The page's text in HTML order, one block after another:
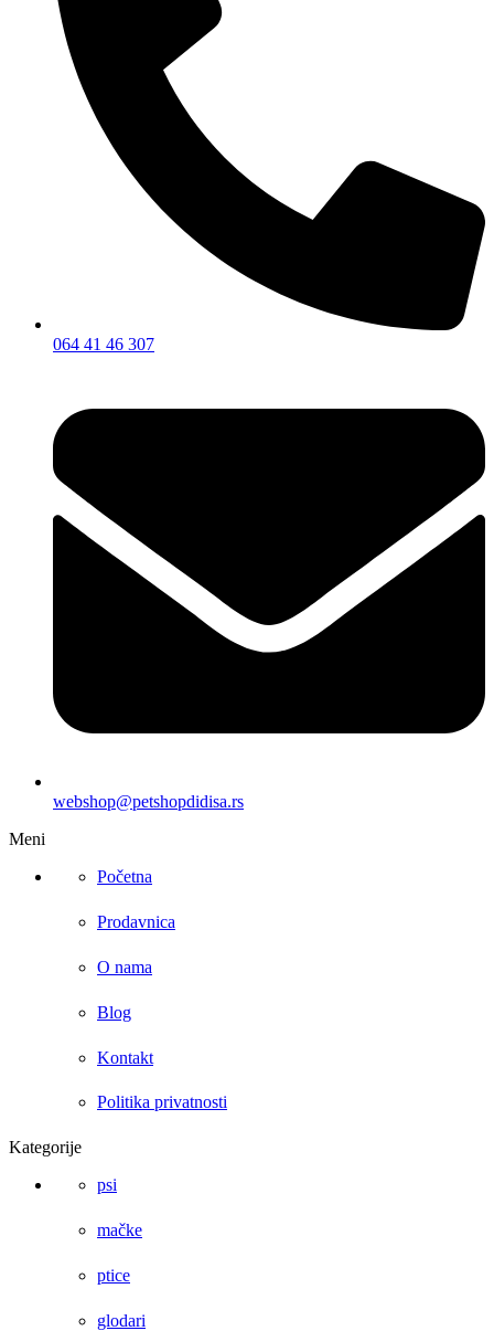
064 41 46 307
webshop@petshopdidisa.rs
Meni
Početna
Prodavnica
O nama
Blog
Kontakt
Politika privatnosti
Kategorije
psi
mačke
ptice
glodari